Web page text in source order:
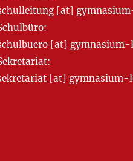
[at]
[at]
[at] gymnasium-